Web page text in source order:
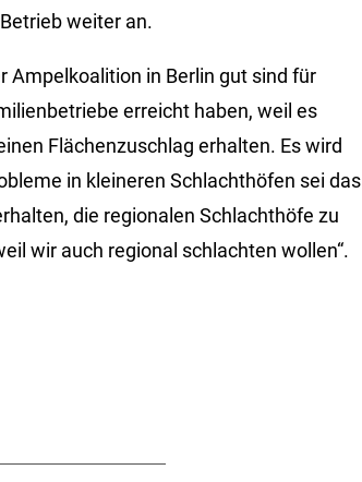
weiter an.
Ampelkoalition in Berlin gut sind für
erreicht haben, weil es
Flächenzuschlag erhalten. Es wird
in kleineren Schlachthöfen sei das
die regionalen Schlachthöfe zu
wir auch regional schlachten wollen“.